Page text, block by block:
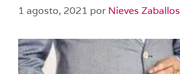
1 agosto, 2021 por Nieves Zaballos